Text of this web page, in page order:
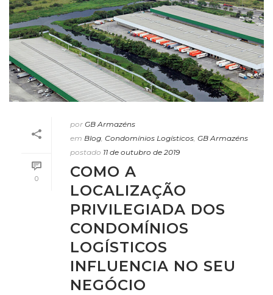
0
por GB Armazéns
em Blog, Condomínios Logísticos, GB Armazéns
postado 11 de outubro de 2019
COMO A
LOCALIZAÇÃO
PRIVILEGIADA DOS
CONDOMÍNIOS
LOGÍSTICOS
INFLUENCIA NO SEU
NEGÓCIO